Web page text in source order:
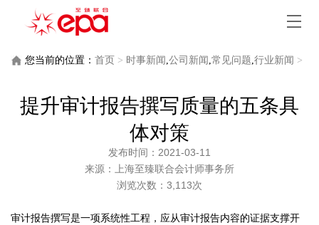
您当前的位置： 首页 > 时事新闻 ,公司新闻 ,常见问题,行业新闻 >
提升审计报告撰写质量的五条具体对策
提升审计报告撰写质量的五条具
体对策
发布时间：2021-03-11
来源：上海至臻联合会计师事务所
浏览次数：3,113次
审计报告撰写是一项系统性工程，应从审计报告内容的证据支撑开